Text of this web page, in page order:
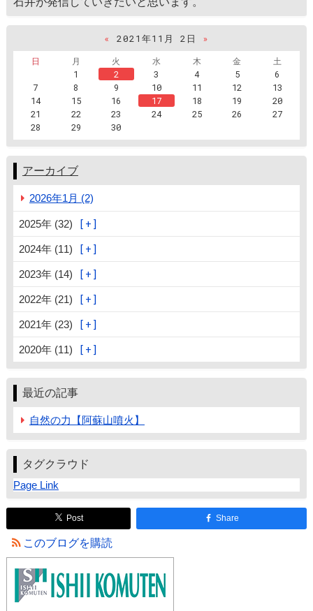
« 2021年11月 2日
»
日
月 火 水 木 金
土
1
2 3 4 5
6
7
8 9 10 11 12
13
14
15 16 17 18 19
20
21
22 23 24 25 26
27
28
29 30
アーカイブ
2026年1月 (2)
2025年 (32)
2024年 (11)
2023年 (14)
2022年 (21)
2021年 (23)
2020年 (11)
最近の記事
自然の力【阿蘇山噴火】
タグクラウド
Page Link
Post Share
このブログを購読